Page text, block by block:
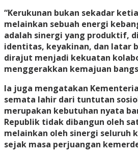
“Kerukunan bukan sekadar
melainkan sebuah energi
adalah sinergi yang produktif,
identitas, keyakinan, dan latar
dirajut menjadi kekuatan
menggerakkan kemajuan
Ia juga mengatakan
semata lahir dari tuntutan
merupakan kebutuhan nyata
Republik tidak dibangun oleh
melainkan oleh sinergi seluruh
sejak masa perjuangan